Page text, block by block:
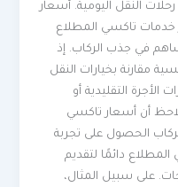
النقل اليومية. أسعار
تاكسي المطلاع
في جذب الركاب. إذ
مقارنة بخيارات النقل
التقليدية أو
أن أسعار تاكسي
الحصول على تجربة
دائمًا لتقديم
على سبيل المثال،